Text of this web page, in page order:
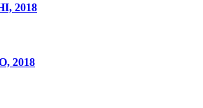
2018
2018